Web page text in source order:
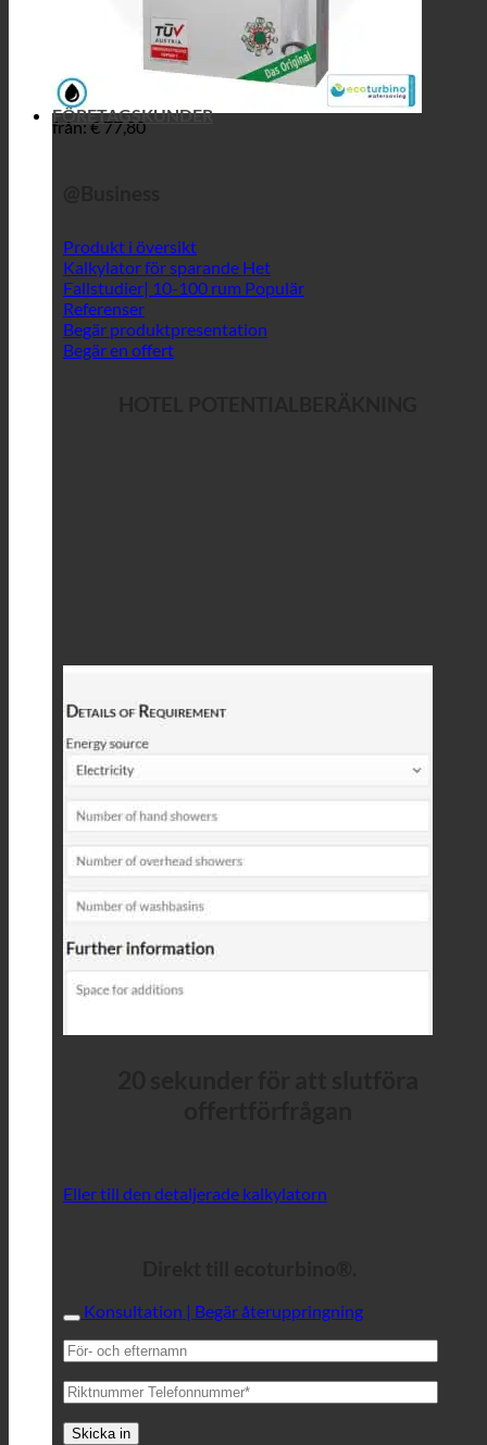
från: € 77,80
FÖRETAGSKUNDER
Produkt i översikt
Kalkylator för sparande
Fallstudier| 10-100 rum
Referenser
Begär produktpresentation
Begär en offert
Eller till den detaljerade kalkylatorn
Konsultation | Begär återuppringning